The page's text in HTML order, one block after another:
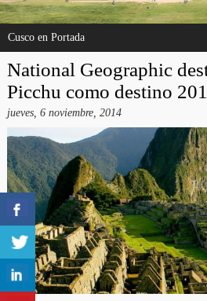
Cusco en Portada
National Geographic
Picchu como destino
jueves, 6 noviembre, 2014